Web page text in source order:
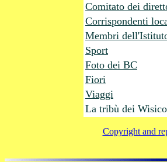
Comitato dei
Corrispondenti
Membri
Sport
Foto dei BC
Fiori
Viaggi
La tribù dei
Copyright and